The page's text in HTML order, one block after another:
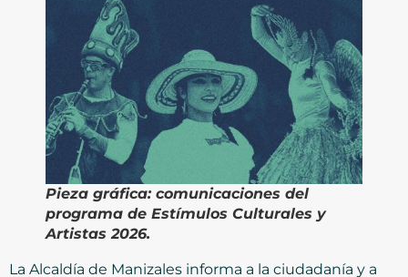
Pieza gráfica: comunicaciones del
programa de Estímulos Culturales y
Artistas 2026.
La Alcaldía de Manizales informa a la ciudadanía y a